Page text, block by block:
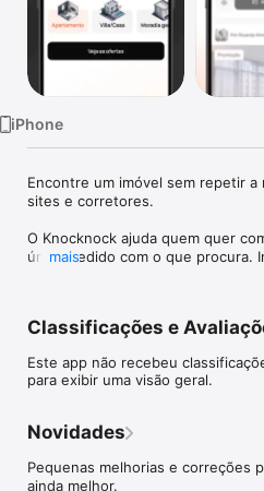
iPhone
Encontre um imóvel sem repetir a
sites e corretores.
O Knocknock ajuda quem quer
único pedido com o que procura.
pedido, notificações avisam
você decide com qual corretor falar.
Use o Knocknock para:
- Criar um único pedido para
- Informar orçamento, área, tipo
metragem
mais
Classificações e
Este app não recebeu
para exibir uma visão geral.
Novidades
Pequenas melhorias e correções
ainda melhor.